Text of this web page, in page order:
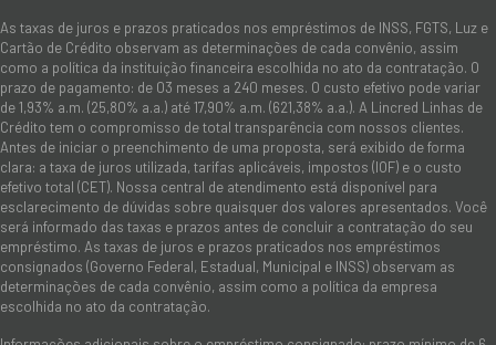
As taxas de juros e prazos praticados nos empréstimos de INSS, FGTS, Luz e
Cartão de Crédito observam as determinações de cada convênio, assim
como a política da instituição financeira escolhida no ato da contratação. O
prazo de pagamento: de 03 meses a 240 meses. O custo efetivo pode variar
de 1,93% a.m. (25,80% a.a.) até 17,90% a.m. (621,38% a.a.). A Lincred Linhas de
Crédito tem o compromisso de total transparência com nossos clientes.
Antes de iniciar o preenchimento de uma proposta, será exibido de forma
clara: a taxa de juros utilizada, tarifas aplicáveis, impostos (IOF) e o custo
efetivo total (CET). Nossa central de atendimento está disponível para
esclarecimento de dúvidas sobre quaisquer dos valores apresentados. Você
será informado das taxas e prazos antes de concluir a contratação do seu
empréstimo. As taxas de juros e prazos praticados nos empréstimos
consignados (Governo Federal, Estadual, Municipal e INSS) observam as
determinações de cada convênio, assim como a política da empresa
escolhida no ato da contratação.